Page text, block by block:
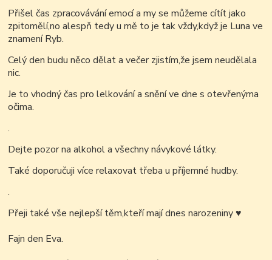
Přišel čas zpracovávání emocí a my se můžeme cítít jako
zpitomělí,no alespň tedy u mě to je tak vždy,když je Luna ve
znamení Ryb.
Celý den budu něco dělat a večer zjistím,že jsem neudělala
nic.
Je to vhodný čas pro lelkování a snění ve dne s otevřenýma
očima.
.
Dejte pozor na alkohol a všechny návykové látky.
Také doporučuji více relaxovat třeba u příjemné hudby.
.
Přeji také vše nejlepší těm,kteří mají dnes narozeniny♥
Fajn den Eva.